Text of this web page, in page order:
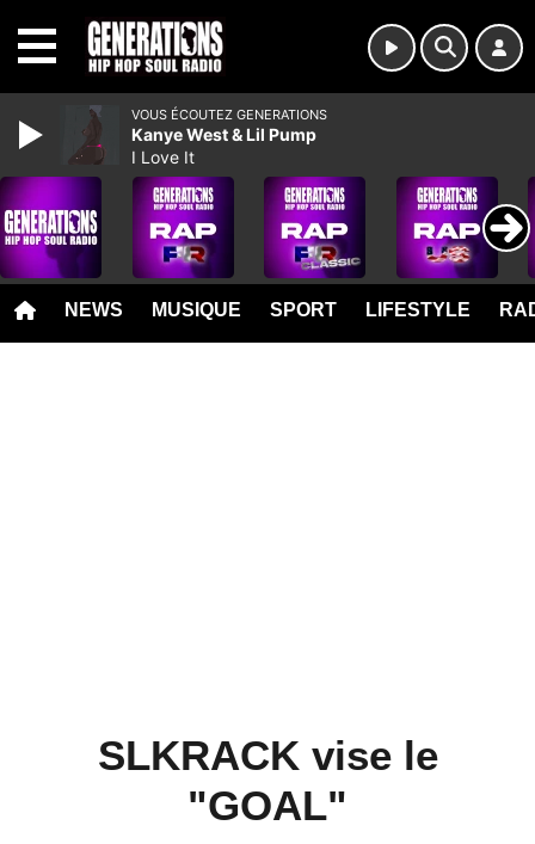
NEWS MUSIQUE SPORT LIFESTYLE
SLKRACK vise le
"GOAL"
VOUS ÉCOUTEZ GENERATIONS
Kanye West & Lil Pump
I Love It